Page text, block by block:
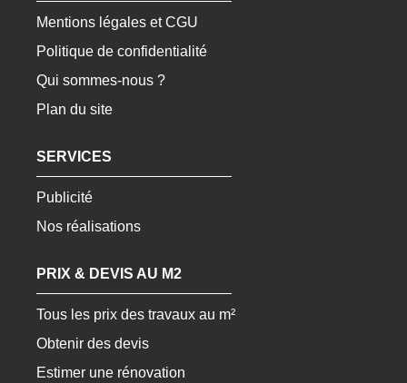
Mentions légales et CGU
Politique de confidentialité
Qui sommes-nous ?
Plan du site
SERVICES
Publicité
Nos réalisations
PRIX & DEVIS AU M2
Tous les prix des travaux au m²
Obtenir des devis
Estimer une rénovation